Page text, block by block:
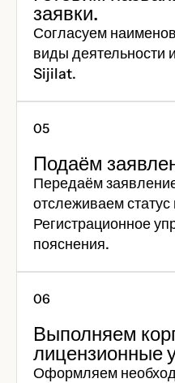
заявки.
Согласуем
виды деятельности
Sijilat.
Подаём
Передаём
отслеживаем
Регистрационное
пояснения.
Выполняем
лицензионные
Оформляем